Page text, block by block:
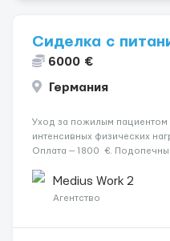
Сиделка с
6000 €
Германия
Уход за пожилым
интенсивных физических
Оплата — 1800 €.
состояние: Просунута стадія
Medius Work 2
Агентство